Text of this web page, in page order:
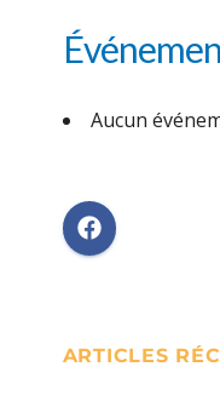
Aucun
ARTICLES